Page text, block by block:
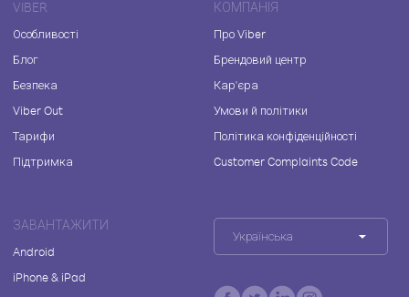
VIBER
Особливості
Блог
Безпека
Viber Out
Тарифи
Підтримка
КОМПАНІЯ
Про Viber
Брендовий центр
Кар'єра
Умови й політики
Політика конфіденційності
Customer Complaints Code
ЗАВАНТАЖИТИ
Android
iPhone & iPad
Українська